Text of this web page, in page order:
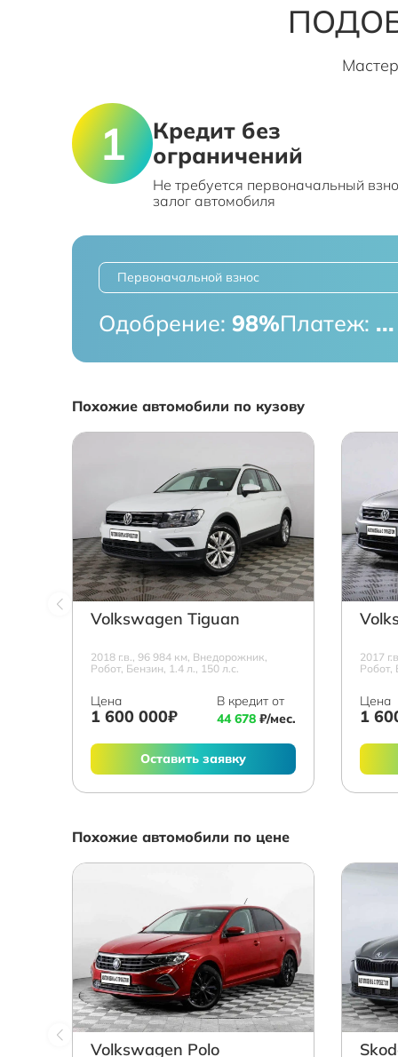
Кредит без
ограничений
Не требуется первоначальный
залог автомобиля
Первоначальной взнос
Одобрение: 98%Платеж: ...
Похожие автомобили по кузову
Volkswagen Tiguan
2018 г.в., 96 984 км, Внедорожник,
Робот, Бензин, 1.4 л., 150 л.с.
Цена
1 600 000₽
В кредит от
44 678 ₽/мес.
Оставить заявку
2017
Робот,
Цена
1
Похожие автомобили по цене
Volkswagen Polo